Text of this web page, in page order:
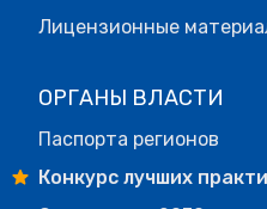
Лицензионные
ОРГАНЫ ВЛАСТИ
Паспорта регионов
Конкурс лучших